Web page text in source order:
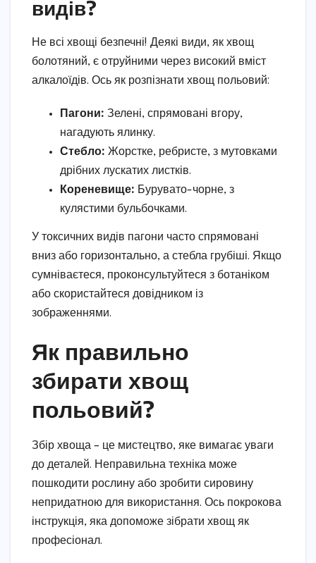
видів?
Не всі хвощі безпечні! Деякі види, як хвощ
болотяний, є отруйними через високий вміст
алкалоїдів. Ось як розпізнати хвощ польовий:
Пагони: Зелені, спрямовані вгору,
нагадують ялинку.
Стебло: Жорстке, ребристе, з мутовками
дрібних лускатих листків.
Кореневище: Бурувато-чорне, з
кулястими бульбочками.
У токсичних видів пагони часто спрямовані
вниз або горизонтально, а стебла грубіші. Якщо
сумніваєтеся, проконсультуйтеся з ботаніком
або скористайтеся довідником із
зображеннями.
Як правильно
збирати хвощ
польовий?
Збір хвоща – це мистецтво, яке вимагає уваги
до деталей. Неправильна техніка може
пошкодити рослину або зробити сировину
непридатною для використання. Ось покрокова
інструкція, яка допоможе зібрати хвощ як
професіонал.